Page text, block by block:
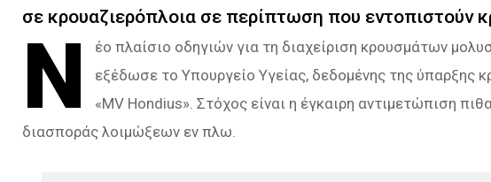
σε κρουαζιερόπλοια σε περίπτωση που εντοπιστούν
Ν
έο πλαίσιο οδηγιών για τη διαχείριση κρουσμάτων
εξέδωσε το Υπουργείο Υγείας, δεδομένης της ύπαρξης
«MV Hondius». Στόχος είναι η έγκαιρη αντιμετώπιση
διασποράς λοιμώξεων εν πλω.